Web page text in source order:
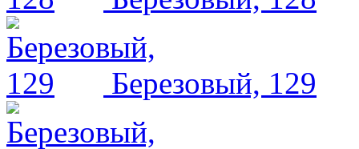
Березовый, 129